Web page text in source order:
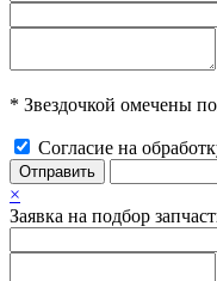
* Звездочкой омечены
Согласие на
Отправить
×
Заявка на подбор